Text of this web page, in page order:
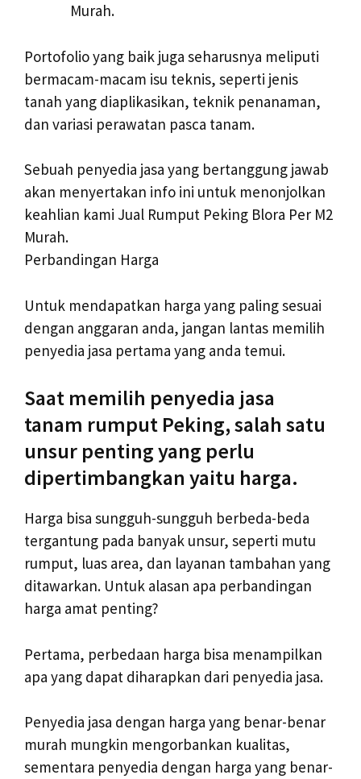
Murah.
Portofolio yang baik juga seharusnya meliputi
bermacam-macam isu teknis, seperti jenis
tanah yang diaplikasikan, teknik penanaman,
dan variasi perawatan pasca tanam.
Sebuah penyedia jasa yang bertanggung jawab
akan menyertakan info ini untuk menonjolkan
keahlian kami Jual Rumput Peking Blora Per M2
Murah.
Perbandingan Harga
Untuk mendapatkan harga yang paling sesuai
dengan anggaran anda, jangan lantas memilih
penyedia jasa pertama yang anda temui.
Saat memilih penyedia jasa
tanam rumput Peking, salah satu
unsur penting yang perlu
dipertimbangkan yaitu harga.
Harga bisa sungguh-sungguh berbeda-beda
tergantung pada banyak unsur, seperti mutu
rumput, luas area, dan layanan tambahan yang
ditawarkan. Untuk alasan apa perbandingan
harga amat penting?
Pertama, perbedaan harga bisa menampilkan
apa yang dapat diharapkan dari penyedia jasa.
Penyedia jasa dengan harga yang benar-benar
murah mungkin mengorbankan kualitas,
sementara penyedia dengan harga yang benar-